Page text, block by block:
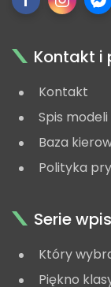
Kontakt i
Kontakt
Spis modeli
Baza
Polityka
Serie
Który
Piękno